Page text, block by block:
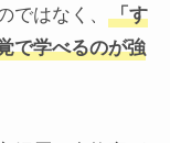
ではなく、
「す
で学べるのが強